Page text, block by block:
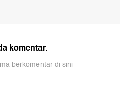
komentar.
berkomentar di sini